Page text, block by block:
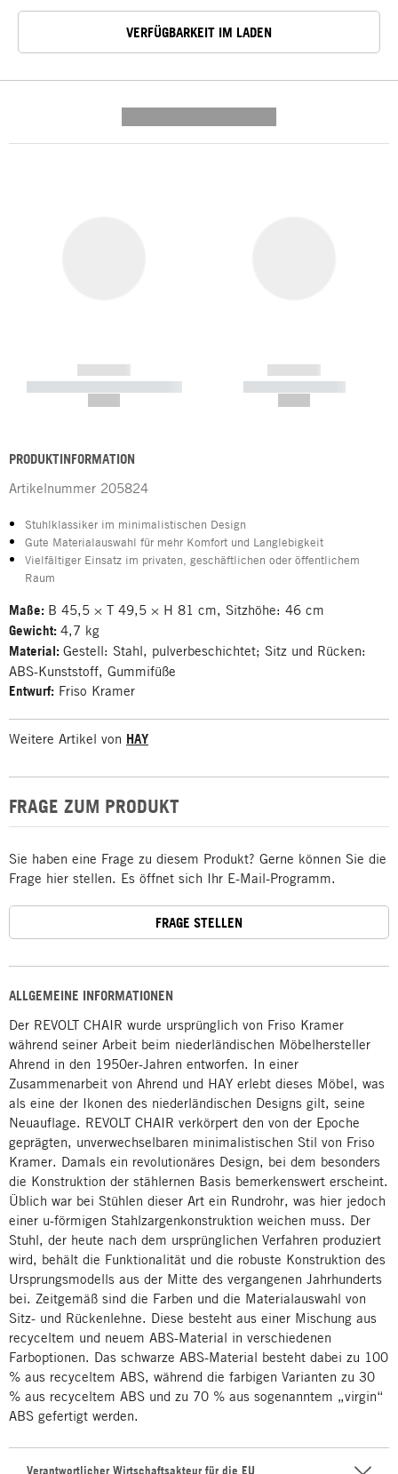
VERFÜGBARKEIT IM LADEN
------------
----------- ----------- -----------
------------
----------- -----------
ALLGEMEINE INFORMATIONEN
Der REVOLT CHAIR wurde ursprünglich von Friso Kramer
während seiner Arbeit beim niederländischen Möbelhersteller
Ahrend in den 1950er-Jahren entworfen. In einer
Zusammenarbeit von Ahrend und HAY erlebt dieses Möbel, was
als eine der Ikonen des niederländischen Designs gilt, seine
Neuauflage. REVOLT CHAIR verkörpert den von der Epoche
geprägten, unverwechselbaren minimalistischen Stil von Friso
Kramer. Damals ein revolutionäres Design, bei dem besonders
die Konstruktion der stählernen Basis bemerkenswert erscheint.
Üblich war bei Stühlen dieser Art ein Rundrohr, was hier jedoch
einer u-förmigen Stahlzargenkonstruktion weichen muss. Der
Stuhl, der heute nach dem ursprünglichen Verfahren produziert
wird, behält die Funktionalität und die robuste Konstruktion des
Ursprungsmodells aus der Mitte des vergangenen Jahrhunderts
bei. Zeitgemäß sind die Farben und die Materialauswahl von
Sitz- und Rückenlehne. Diese besteht aus einer Mischung aus
recyceltem und neuem ABS-Material in verschiedenen
Farboptionen. Das schwarze ABS-Material besteht dabei zu 100
% aus recyceltem ABS, während die farbigen Varianten zu 30
% aus recyceltem ABS und zu 70 % aus sogenanntem „virgin“
ABS gefertigt werden.
Verantwortlicher Wirtschaftsakteur für die EU
PRODUKTINFORMATION
Artikelnummer 205824
Stuhlklassiker im minimalistischen Design
Gute Materialauswahl für mehr Komfort und Langlebigkeit
Vielfältiger Einsatz im privaten, geschäftlichen oder öffentlichem
Raum
Maße: B 45,5 × T 49,5 × H 81 cm, Sitzhöhe: 46 cm
Gewicht: 4,7 kg
Material: Gestell: Stahl, pulverbeschichtet; Sitz und Rücken:
ABS-Kunststoff, Gummifüße
Entwurf: Friso Kramer
Weitere Artikel von HAY
FRAGE ZUM PRODUKT
Sie haben eine Frage zu diesem Produkt? Gerne können Sie die
Frage hier stellen. Es öffnet sich Ihr E-Mail-Programm.
FRAGE STELLEN